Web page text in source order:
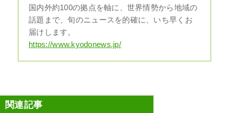
国内外約100の拠点を軸に、世界情勢から地域の
話題まで、旬のニュースを的確に、いち早くお
届けします。
https://www.kyodonews.jp/
関連記事